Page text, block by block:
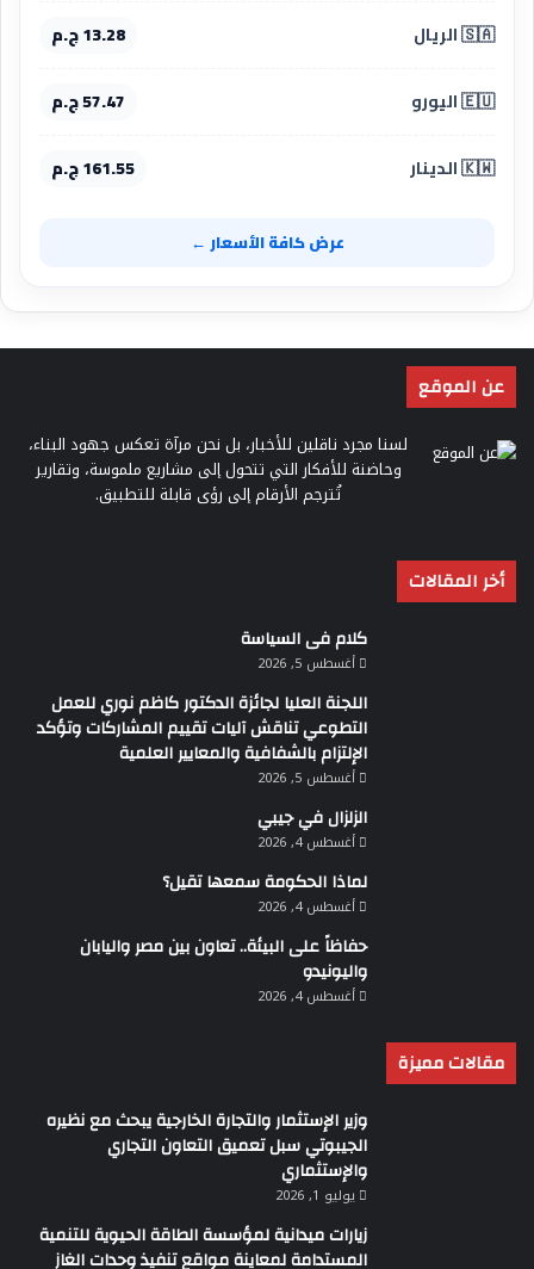
🇸🇦 الريال 13.28 ج.م
🇪🇺 اليورو 57.47 ج.م
🇰🇼 الدينار 161.55 ج.م
عرض كافة الأسعار ←
عن الموقع
لسنا مجرد ناقلين للأخبار، بل نحن مرآة تعكس جهود البناء،
وحاضنة للأفكار التي تتحول إلى مشاريع ملموسة، وتقارير
تُترجم الأرقام إلى رؤى قابلة للتطبيق.
أخر المقالات
كلام فى السياسة
أغسطس 5, 2026
اللجنة العليا لجائزة الدكتور كاظم نوري للعمل
التطوعي تناقش آليات تقييم المشاركات وتؤكد
الإلتزام بالشفافية والمعايير العلمية
أغسطس 5, 2026
الزلزال في جيبي
أغسطس 4, 2026
لماذا الحكومة سمعها تقيل؟
أغسطس 4, 2026
حفاظاً على البيئة.. تعاون بين مصر واليابان
واليونيدو
أغسطس 4, 2026
مقالات مميزة
وزير الإستثمار والتجارة الخارجية يبحث مع نظيره
الجيبوتي سبل تعميق التعاون التجاري
والإستثماري
يوليو 1, 2026
زيارات ميدانية لمؤسسة الطاقة الحيوية للتنمية
المستدامة لمعاينة مواقع تنفيذ وحدات الغاز